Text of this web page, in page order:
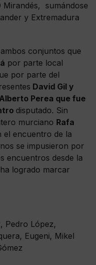
Mirandés, sumándose
y Extremadura
conjuntos que
por parte local
por parte del
David Gil y
Alberto Perea que fue
disputado. Sin
murciano Rafa
el encuentro de la
se impusieron por
encuentros desde la
logrado marcar
Pedro López,
Eugeni, Mikel